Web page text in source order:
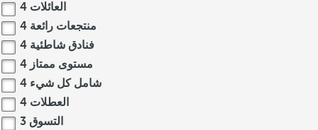
العائلات 4
منتجعات رائعة 4
فنادق شاطئية 4
مستوى ممتاز 4
شامل كل شيء 4
العطلات 4
التسوق 3